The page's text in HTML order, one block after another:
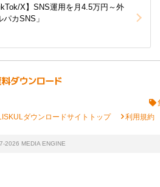
X】SNS運用を月4.5万円～外
カSNS」
ダウンロードサイトトップ chevron_right利用規約
2026 MEDIA ENGINE